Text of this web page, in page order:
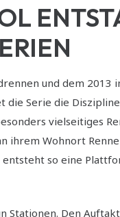
und dem
Serie die
vielseitiges
ihrem Wohnort
so eine
Stationen. Den